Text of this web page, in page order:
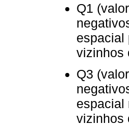
Q1
espacial
vizinhos
Q3
espacial
vizinhos